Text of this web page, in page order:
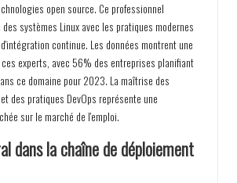
open source. Ce professionnel
systèmes Linux avec les pratiques modernes
continue. Les données montrent une
experts, avec 56% des entreprises planifiant
ce domaine pour 2023. La maîtrise des
des pratiques DevOps représente une
sur le marché de l'emploi.
dans la chaîne de déploiement